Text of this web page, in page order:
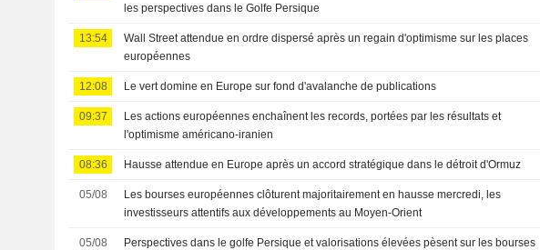
les perspectives dans le Golfe Persique
13:54
Wall Street attendue en ordre dispersé après un regain d'optimisme sur les places
européennes
12:08 Le vert domine en Europe sur fond d'avalanche de publications
09:37
Les actions européennes enchaînent les records, portées par les résultats et
l'optimisme américano-iranien
08:36 Hausse attendue en Europe après un accord stratégique dans le détroit d'Ormuz
05/08
Les bourses européennes clôturent majoritairement en hausse mercredi, les
investisseurs attentifs aux développements au Moyen-Orient
05/08
Perspectives dans le golfe Persique et valorisations élevées pèsent sur les bourses